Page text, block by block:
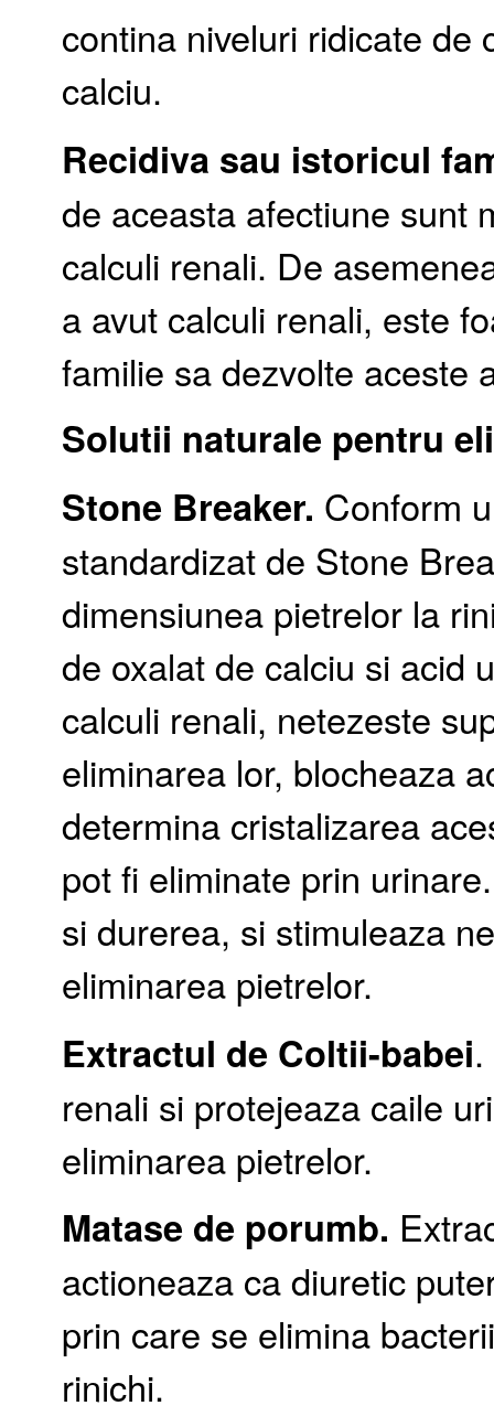
contina niveluri ridicate de
calciu.
Recidiva sau istoricul
de aceasta afectiune sunt
calculi renali. De
a avut calculi renali, este
familie sa dezvolte aceste
Solutii naturale pentru
Stone Breaker. Conform
standardizat de Stone
dimensiunea pietrelor la
de oxalat de calciu si acid
calculi renali, netezeste
eliminarea lor, blocheaza
determina cristalizarea
pot fi eliminate prin
si durerea, si stimuleaza
eliminarea pietrelor.
Extractul de Coltii-babei
renali si protejeaza caile
eliminarea pietrelor.
Matase de porumb.
actioneaza ca diuretic
prin care se elimina
rinichi.